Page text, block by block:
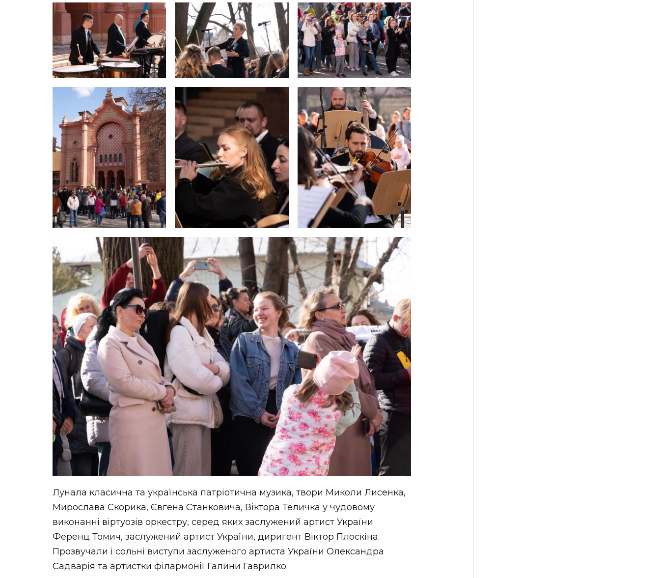
Лунала класична та українська патріотична музика, твори Миколи Лисенка,
Мирослава Скорика, Євгена Станковича, Віктора Теличка у чудовому
виконанні віртуозів оркестру, серед яких заслужений артист України
Ференц Томич, заслужений артист України, диригент Віктор Плоскіна.
Прозвучали і сольні виступи заслуженого артиста України Олександра
Садварія та артистки філармонії Галини Гаврилко.